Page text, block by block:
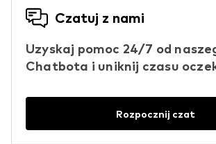
Czatuj z nami
Uzyskaj pomoc 24/7 od
Chatbota i uniknij czasu
Rozpocznij czat